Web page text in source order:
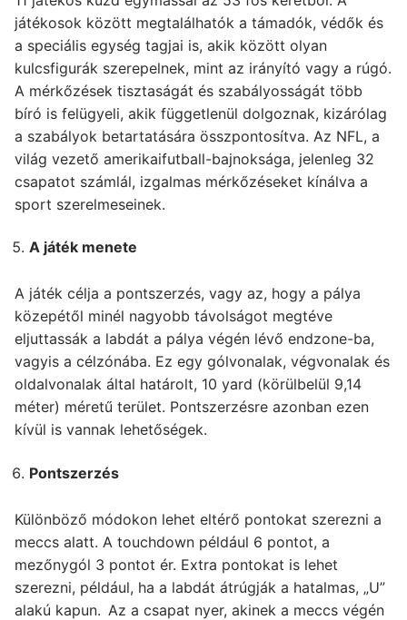
játékosok között megtalálhatók a támadók, védők és
a speciális egység tagjai is, akik között olyan
kulcsfigurák szerepelnek, mint az irányító vagy a rúgó.
A mérkőzések tisztaságát és szabályosságát több
bíró is felügyeli, akik függetlenül dolgoznak, kizárólag
a szabályok betartatására összpontosítva. Az NFL, a
világ vezető amerikaifutball-bajnoksága, jelenleg 32
csapatot számlál, izgalmas mérkőzéseket kínálva a
sport szerelmeseinek.
A játék menete
A játék célja a pontszerzés, vagy az, hogy a pálya
közepétől minél nagyobb távolságot megtéve
eljuttassák a labdát a pálya végén lévő endzone-ba,
vagyis a célzónába. Ez egy gólvonalak, végvonalak és
oldalvonalak által határolt, 10 yard (körülbelül 9,14
méter) méretű terület. Pontszerzésre azonban ezen
kívül is vannak lehetőségek.
Pontszerzés
Különböző módokon lehet eltérő pontokat szerezni a
meccs alatt. A touchdown például 6 pontot, a
mezőnygól 3 pontot ér. Extra pontokat is lehet
szerezni, például, ha a labdát átrúgják a hatalmas, „U”
alakú kapun. Az a csapat nyer, akinek a meccs végén